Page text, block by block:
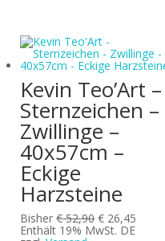
Kevin Teo’Art –
Sternzeichen –
Zwillinge –
40x57cm –
Eckige
Harzsteine
Bisher €52,90Ursprünglicher
Preis
€ 26,45
Enthält 19% MwSt. DE